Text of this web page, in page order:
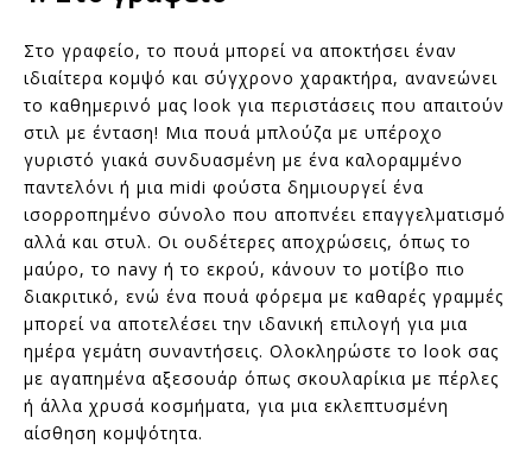
Στο γραφείο, το πουά μπορεί να αποκτήσει έναν
ιδιαίτερα κομψό και σύγχρονο χαρακτήρα, ανανεώνει
το καθημερινό μας look για περιστάσεις που απαιτούν
στιλ με ένταση! Μια πουά μπλούζα με υπέροχο
γυριστό γιακά συνδυασμένη με ένα καλοραμμένο
παντελόνι ή μια midi φούστα δημιουργεί ένα
ισορροπημένο σύνολο που αποπνέει επαγγελματισμό
αλλά και στυλ. Οι ουδέτερες αποχρώσεις, όπως το
μαύρο, το navy ή το εκρού, κάνουν το μοτίβο πιο
διακριτικό, ενώ ένα πουά φόρεμα με καθαρές γραμμές
μπορεί να αποτελέσει την ιδανική επιλογή για μια
ημέρα γεμάτη συναντήσεις. Ολοκληρώστε το look σας
με αγαπημένα αξεσουάρ όπως σκουλαρίκια με πέρλες
ή άλλα χρυσά κοσμήματα, για μια εκλεπτυσμένη
αίσθηση κομψότητα.